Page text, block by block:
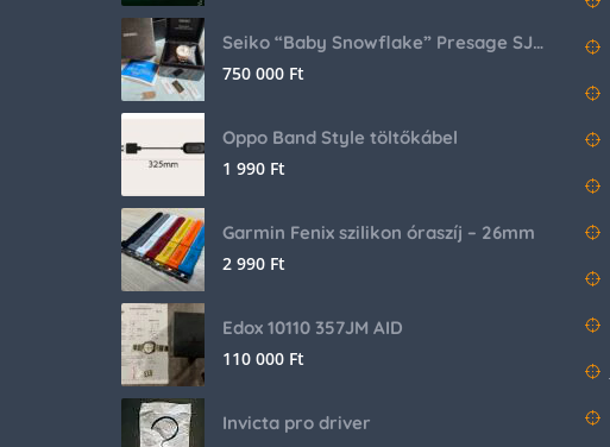
Seiko “Baby Snowflake” Presage SJE073J1/SARA015 Limited Edition
750 000 Ft
Oppo Band Style töltőkábel
1 990 Ft
Garmin Fenix szilikon óraszíj – 26mm
2 990 Ft
Edox 10110 357JM AID
110 000 Ft
Invicta pro driver